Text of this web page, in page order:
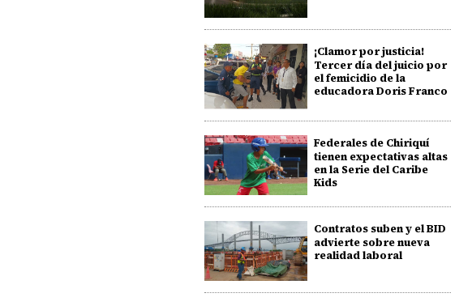
¡Clamor por justicia!
Tercer día del juicio por
el femicidio de la
educadora Doris Franco
Federales de Chiriquí
tienen expectativas altas
en la Serie del Caribe
Kids
Contratos suben y el BID
advierte sobre nueva
realidad laboral